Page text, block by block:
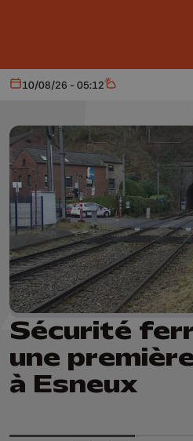
Aujourd'hui
10/08/26 - 05:12 Météo
Sécurité
une
à Esneux